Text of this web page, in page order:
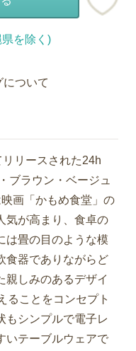
を除く)
について
リースされた24h
ブラウン・ベージュ
画「かもめ食堂」の
気が高まり、食卓の
は畳の目のような模
食器でありながらど
親しみのあるデザイ
ることをコンセプト
もシンプルで電子レ
いテーブルウェアで